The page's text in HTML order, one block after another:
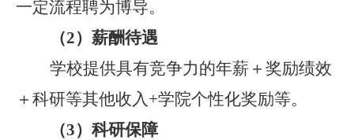
一定流程聘为博导。
（2） 薪酬待遇
学校提供具有竞争力的年薪＋奖励绩效
＋科研等其他收入+学院个性化奖励等。
（3） 科研保障